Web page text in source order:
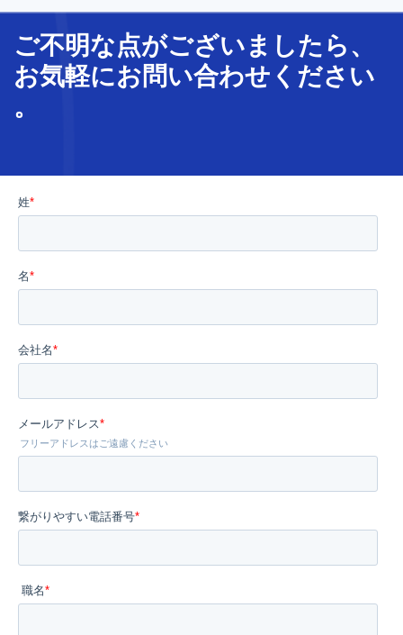
ご不明な点がございましたら、
お気軽にお問い合わせ ください
。